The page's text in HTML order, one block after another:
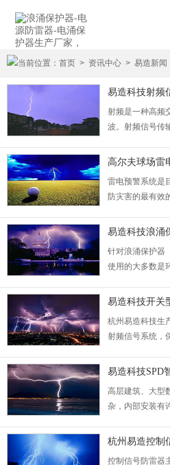
当前位置： 首页 > 资讯中心 > 易造新闻
易造科技射频
射频是一种高频
波。射频信号传
高尔夫球场雷
雷电预警系统是
防灾害的最有效
易造科技浪涌
针对浪涌保护器
使用的大多数是
SPD不受环境条
易造科技开关
杭州易造科技​生
射频信号系统，
无线覆盖、通信
易造科技SPD
高层建筑、大型
杂，内部安装有
杭州易造控制
控制信号防雷器